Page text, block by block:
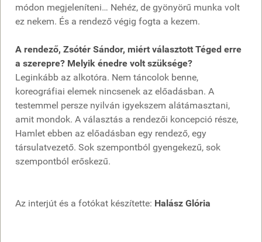
módon megjeleníteni… Nehéz, de gyönyörű munka volt
ez nekem. És a rendező végig fogta a kezem.
A rendező, Zsótér Sándor, miért választott Téged erre
a szerepre? Melyik énedre volt szüksége?
Leginkább az alkotóra. Nem táncolok benne,
koreográfiai elemek nincsenek az előadásban. A
testemmel persze nyilván igyekszem alátámasztani,
amit mondok. A választás a rendezői koncepció része,
Hamlet ebben az előadásban egy rendező, egy
társulatvezető. Sok szempontból gyengekezű, sok
szempontból erőskezű.
Az interjút és a fotókat készítette: Halász Glória